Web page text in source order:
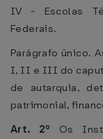
IV - Escolas
Federais.
Parágrafo único.
I, II e III do caput
de autarquia,
patrimonial,
Art. 2º Os